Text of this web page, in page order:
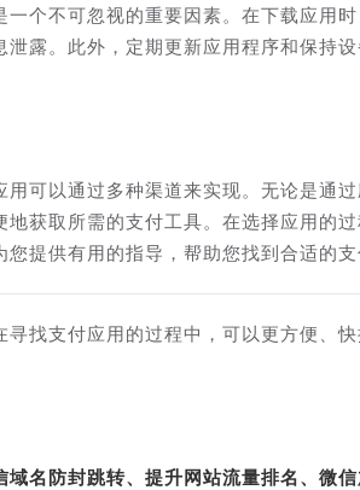
个不可忽视的重要因素。在下载应用
泄露。此外，定期更新应用程序和保持
可以通过多种渠道来实现。无论是通
获取所需的支付工具。在选择应用的
提供有用的指导，帮助您找到合适的
找支付应用的过程中，可以更方便、
域名防封跳转、提升网站流量排名、微